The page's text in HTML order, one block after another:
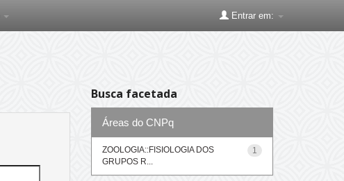
Entrar em:
Busca facetada
Áreas do CNPq
1
ZOOLOGIA::FISIOLOGIA DOS
GRUPOS R...